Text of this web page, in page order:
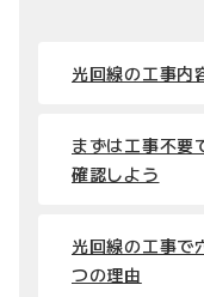
光回線の工事内
まずは工事不要
確認しよう
光回線の工事で
つの理由